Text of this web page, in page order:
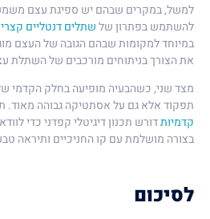
למשל, במקרים שבהם יש ספיגת עצם
להשתמש בפתרון שלשתלים דנטליים קצרים.
במיוחד למקומות שבהם הגובה של העצם
את הצורך בניתוחים מורכבים של השתלת עצם.
מצד שני, כשהבעיה מופיעה בחלק הקדמי של
תפקוד אלא גם על אסתטיקה גבוהה מאוד.
קדמיותדורש תכנון דיגיטלי קפדני כדי
בצורה מושלמת עם קו החניכיים ותיראה טבעית
לסיכום